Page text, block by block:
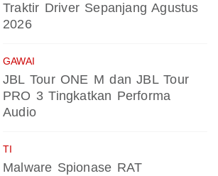
Traktir Driver Sepanjang Agustus
2026
GAWAI
JBL Tour ONE M dan JBL Tour
PRO 3 Tingkatkan Performa
Audio
TI
Malware Spionase RAT